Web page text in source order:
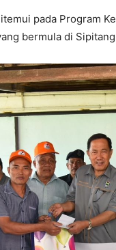
pada Program
bermula di